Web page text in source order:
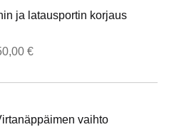
ja latausportin korjaus
€
vaihto